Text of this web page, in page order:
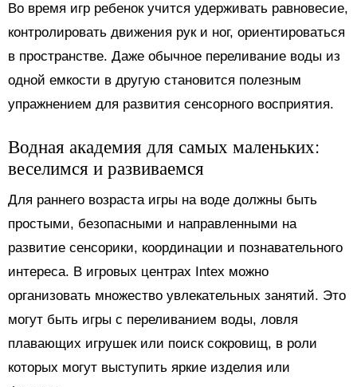
Во время игр ребенок учится удерживать равновесие,
контролировать движения рук и ног, ориентироваться
в пространстве. Даже обычное переливание воды из
одной емкости в другую становится полезным
упражнением для развития сенсорного восприятия.
Водная академия для самых маленьких:
веселимся и развиваемся
Для раннего возраста игры на воде должны быть
простыми, безопасными и направленными на
развитие сенсорики, координации и познавательного
интереса. В игровых центрах Intex можно
организовать множество увлекательных занятий. Это
могут быть игры с переливанием воды, ловля
плавающих игрушек или поиск сокровищ, в роли
которых могут выступить яркие изделия или